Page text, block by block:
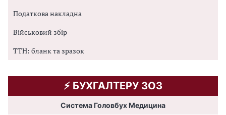
Податкова накладна
Військовий збір
ТТН: бланк та зразок
⚡️ БУХГАЛТЕРУ ЗОЗ
Система Головбух Медицина